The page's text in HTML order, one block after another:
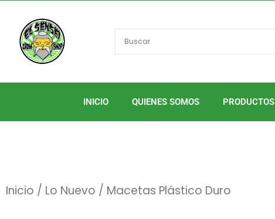
contenido
INICIO QUIENES SOMOS PRODUCTOS
Inicio / Lo Nuevo / Macetas Plástico Duro